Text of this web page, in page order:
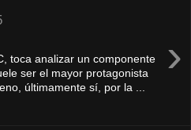
›
toca analizar un componente
ser el mayor protagonista
últimamente sí, por la ...